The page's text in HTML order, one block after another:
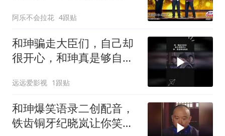
阿乐不会拉花 4跟贴
和珅骗走大臣们，自己却
很开心，和珅真是够自私
远远爱影视 1跟贴
和珅爆笑语录二创配音，
铁齿铜牙纪晓岚让你笑到